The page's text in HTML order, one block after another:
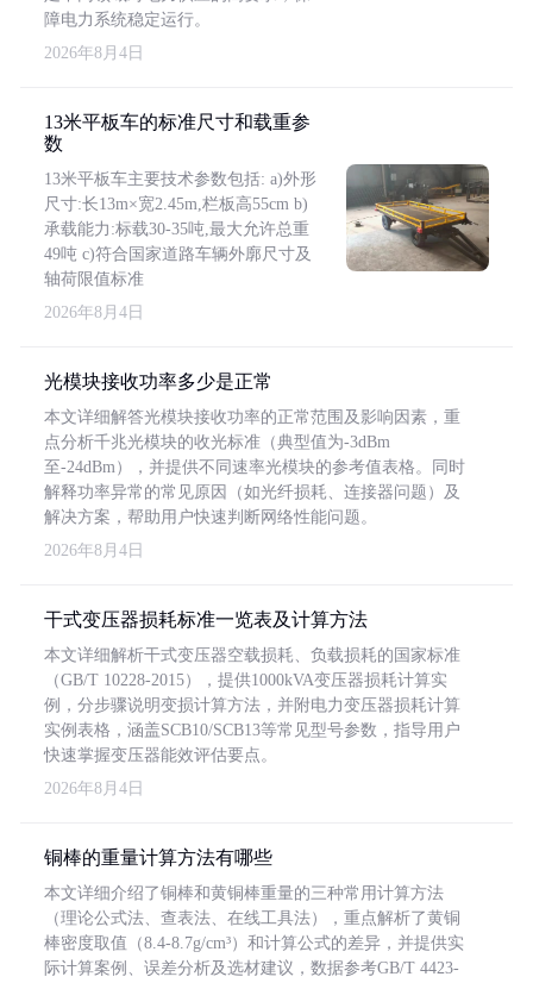
障电力系统稳定运行。
2026年8月4日
13米平板车的标准尺寸和载重参
数
13米平板车主要技术参数包括: a)外形
尺寸:长13m×宽2.45m,栏板高55cm b)
承载能力:标载30-35吨,最大允许总重
49吨 c)符合国家道路车辆外廓尺寸及
轴荷限值标准
2026年8月4日
光模块接收功率多少是正常
本文详细解答光模块接收功率的正常范围及影响因素，重
点分析千兆光模块的收光标准（典型值为-3dBm
至-24dBm），并提供不同速率光模块的参考值表格。同时
解释功率异常的常见原因（如光纤损耗、连接器问题）及
解决方案，帮助用户快速判断网络性能问题。
2026年8月4日
干式变压器损耗标准一览表及计算方法
本文详细解析干式变压器空载损耗、负载损耗的国家标准
（GB/T 10228-2015），提供1000kVA变压器损耗计算实
例，分步骤说明变损计算方法，并附电力变压器损耗计算
实例表格，涵盖SCB10/SCB13等常见型号参数，指导用户
快速掌握变压器能效评估要点。
2026年8月4日
铜棒的重量计算方法有哪些
本文详细介绍了铜棒和黄铜棒重量的三种常用计算方法
（理论公式法、查表法、在线工具法），重点解析了黄铜
棒密度取值（8.4-8.7g/cm³）和计算公式的差异，并提供实
际计算案例、误差分析及选材建议，数据参考GB/T 4423-